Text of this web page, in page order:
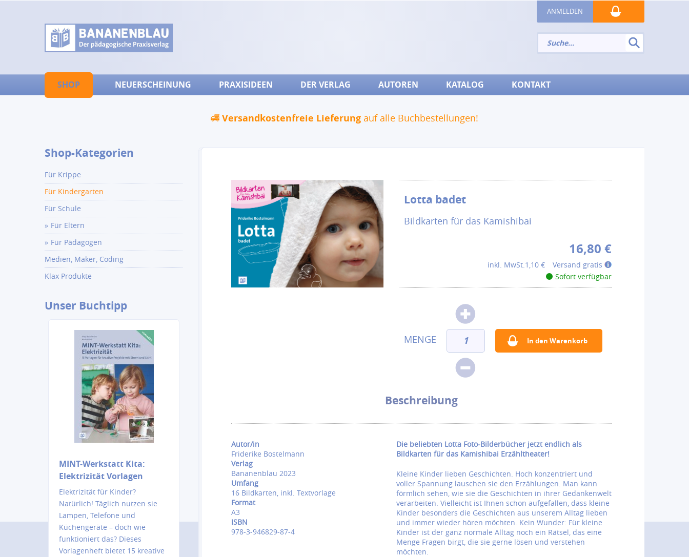
ANMELDEN
SHOP NEUERSCHEINUNG PRAXISIDEEN DER VERLAG AUTOREN KATALOG KONTAKT
Versandkostenfreie Lieferung auf alle Buchbestellungen!
Lotta badet
Bildkarten für das Kamishibai
16,80 €
inkl. MwSt.1,10 €
Versand gratis
Sofort verfügbar
Beschreibung
Autor/in
Friderike Bostelmann
Verlag
Bananenblau 2023
Umfang
16 Bildkarten, inkl. Textvorlage
Format
A3
ISBN
978-3-946829-87-4
Die beliebten Lotta Foto-Bilderbücher jetzt endlich als
Bildkarten für das Kamishibai Erzähltheater!
Kleine Kinder lieben Geschichten. Hoch konzentriert und
voller Spannung lauschen sie den Erzählungen. Man kann
förmlich sehen, wie sie die Geschichten in ihrer Gedankenwelt
verarbeiten. Vielleicht ist Ihnen schon aufgefallen, dass kleine
Kinder besonders die Geschichten aus unserem Alltag lieben
und immer wieder hören möchten. Kein Wunder: Für kleine
Kinder ist der ganz normale Alltag noch ein Rätsel, das eine
Menge Fragen birgt, die sie gerne lösen und verstehen
möchten.
Shop-Kategorien
Für Krippe
Für Kindergarten
Für Schule
Für Eltern
Für Pädagogen
Medien, Maker, Coding
Klax Produkte
Unser Buchtipp
MINT-Werkstatt Kita:
Elektrizität Vorlagen
Elektrizität für Kinder?
Natürlich! Täglich nutzen sie
Lampen, Telefone und
Küchengeräte – doch wie
funktioniert das? Dieses
Vorlagenheft bietet 15 kreative